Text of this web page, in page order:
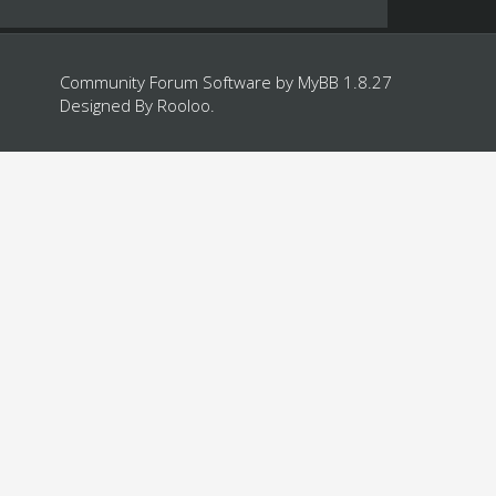
Community Forum Software by MyBB 1.8.27
Designed By Rooloo.